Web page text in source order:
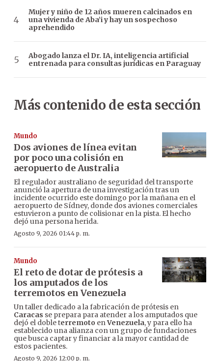
Mujer y niño de 12 años mueren calcinados en
una vivienda de Aba’i y hay un sospechoso
aprehendido
Abogado lanza el Dr. IA, inteligencia artificial
entrenada para consultas jurídicas en Paraguay
Más contenido de esta sección
Mundo
Dos aviones de línea evitan
por poco una colisión en
aeropuerto de Australia
El regulador australiano de seguridad del transporte
anunció la apertura de una investigación tras un
incidente ocurrido este domingo por la mañana en el
aeropuerto de Sídney, donde dos aviones comerciales
estuvieron a punto de colisionar en la pista. El hecho
dejó una persona herida.
Agosto 9, 2026 01:44 p. m.
Mundo
El reto de dotar de prótesis a
los amputados de los
terremotos en Venezuela
Un taller dedicado a la fabricación de prótesis en
Caracas se prepara para atender a los amputados que
dejó el doble terremoto enVenezuela, y para ello ha
establecido una alianza con un grupo de fundaciones
que busca captar y financiar a la mayor cantidad de
estos pacientes.
Agosto 9, 2026 12:00 p. m.